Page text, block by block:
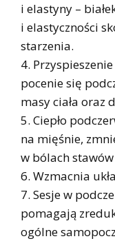
i elastyny –
i elastyczności
starzenia.
pocenie się
masy ciała oraz
Ciepło
na mięśnie,
w bólach
Wzmacnia
Sesje w
pomagają
ogólne